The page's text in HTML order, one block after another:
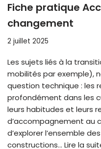
Fiche pratique
changement
2 juillet 2025
Les sujets liés à la
mobilités par exemple),
question technique : les
profondément dans les
leurs habitudes et leurs
d’accompagnement
d’explorer l’ensemble
constructions… Lire la